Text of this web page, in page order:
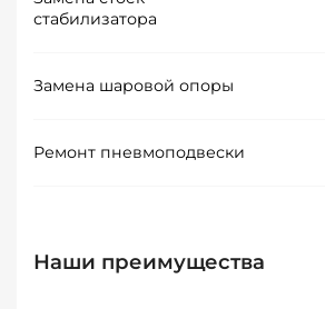
стабилизатора
Замена шаровой опоры
Ремонт пневмоподвески
Наши преимущества